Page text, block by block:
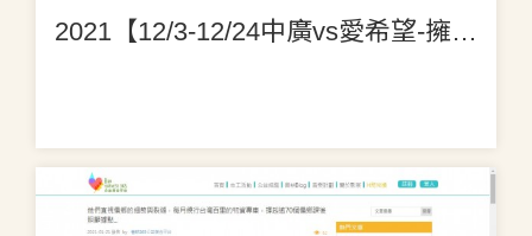
2021【12/3-12/24中廣vs愛希望-擁抱希望傳出愛空中義賣活動】